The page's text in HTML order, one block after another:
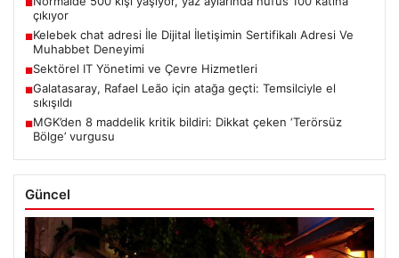
■
çıkıyor
■Kelebek chat adresi İle Dijital İletişimin Sertifikalı Adresi Ve
Muhabbet Deneyimi
■Sektörel IT Yönetimi ve Çevre Hizmetleri
■Galatasaray, Rafael Leão için atağa geçti: Temsilciyle el
sıkışıldı
■MGK’den 8 maddelik kritik bildiri: Dikkat çeken ‘Terörsüz
Bölge’ vurgusu
Güncel